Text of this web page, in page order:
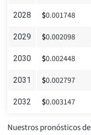
2028 $0.001748
2029 $0.002098
2030 $0.002448
2031 $0.002797
2032 $0.003147
Nuestros pronósticos